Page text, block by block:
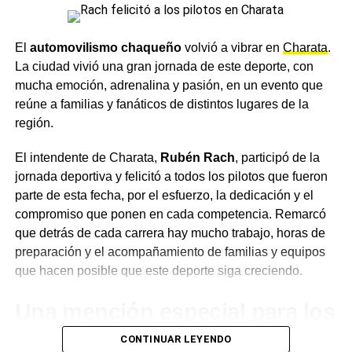
transversal entre legisladores de distintos espacios sobre
Suspensión, no eliminación
Los impulsores del proyecto insistieron en una distinción
que consideran clave: la iniciativa
transitoria orientada a hacer más eficiente el proceso
electoral en la provincia. El sistema PASO, vigente en el
ámbito provincial chaqueño desde su implementación,
seguiría en pie como marco legal; simplemente no se
activaría durante el período suspendido.
El proyecto ingresó este lunes a laCámara de Diputados
El automovilismo chaqueñovolvió a vibrar en Charata.
La ciudad vivió una gran jornada de este deporte, con
mucha emoción, adrenalina y pasión, en un evento que
reúne a familias y fanáticos de distintos lugares de la
región.
El intendente de Charata, Rubén Rach, participó de la
jornada deportiva y felicitó a todos los pilotos que fueron
parte de esta fecha, por el esfuerzo, la dedicación y el
compromiso que ponen en cada competencia. Remarcó
que detrás de cada carrera hay mucho trabajo, horas de
preparación y el acompañamiento de familias y equipos
que hacen posible que este deporte siga creciendo.
pilotos localesCONTINUAR LEYENDO